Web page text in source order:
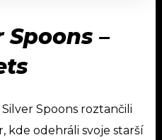
Spoons –
Spoons roztančili
kde odehráli svoje starší